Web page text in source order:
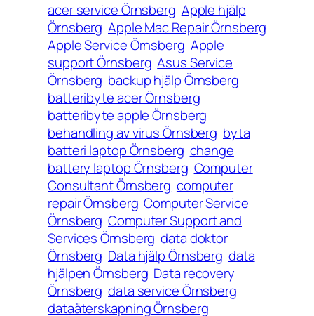
acer service Örnsberg Apple hjälp
Örnsberg Apple Mac Repair Örnsberg
Apple Service Örnsberg Apple
support Örnsberg Asus Service
Örnsberg backup hjälp Örnsberg
batteribyte acer Örnsberg
batteribyte apple Örnsberg
behandling av virus Örnsberg byta
batteri laptop Örnsberg change
battery laptop Örnsberg Computer
Consultant Örnsberg computer
repair Örnsberg Computer Service
Örnsberg Computer Support and
Services Örnsberg data doktor
Örnsberg Data hjälp Örnsberg data
hjälpen Örnsberg Data recovery
Örnsberg data service Örnsberg
dataåterskapning Örnsberg